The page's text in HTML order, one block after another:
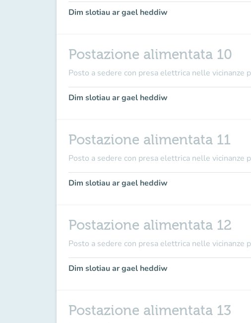
Dim slotiau ar gael heddiw
Postazione alimentata 10
Posto a sedere con presa elettrica nelle vicinanze
Dim slotiau ar gael heddiw
Postazione alimentata 11
Posto a sedere con presa elettrica nelle vicinanze
Dim slotiau ar gael heddiw
Postazione alimentata 12
Posto a sedere con presa elettrica nelle vicinanze
Dim slotiau ar gael heddiw
Postazione alimentata 13